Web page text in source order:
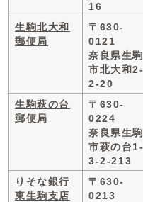
16
生駒北大和
郵便局
〒630-
0121
奈良県生駒
市北大和2-
2-20
生駒萩の台
郵便局
〒630-
0224
奈良県生駒
市萩の台1-
3-2-213
りそな銀行
東生駒支店
〒630-
0213